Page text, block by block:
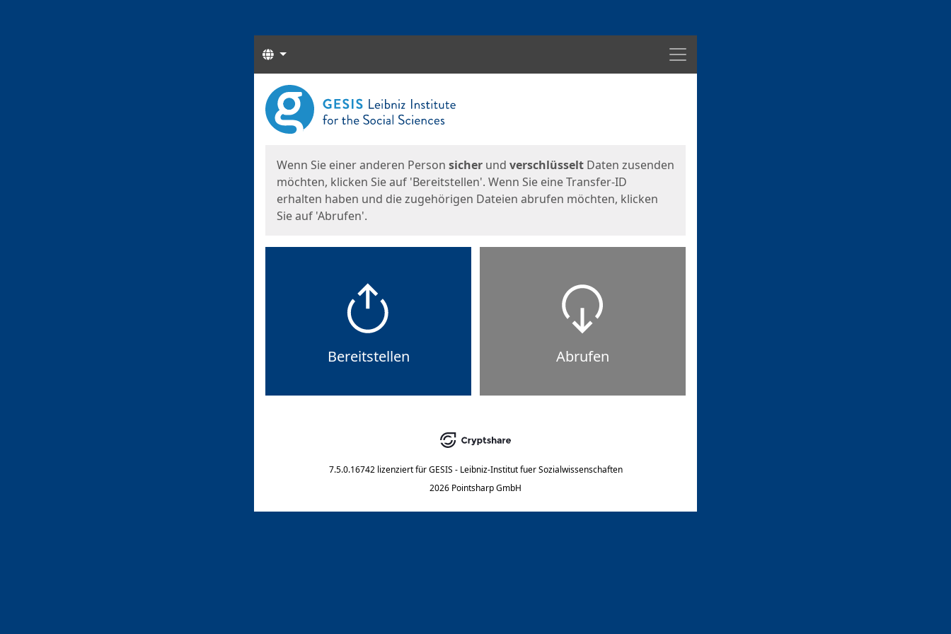
Menü
Sprachen
Start
Wenn Sie einer anderen Person sicher und verschlüsselt Daten zusenden
möchten, klicken Sie auf 'Bereitstellen'. Wenn Sie eine Transfer-ID
erhalten haben und die zugehörigen Dateien abrufen möchten, klicken
Sie auf 'Abrufen'.
Bereitstellen Abrufen
7.5.0.16742 lizenziert für GESIS - Leibniz-Institut fuer Sozialwissenschaften
2026 Pointsharp GmbH